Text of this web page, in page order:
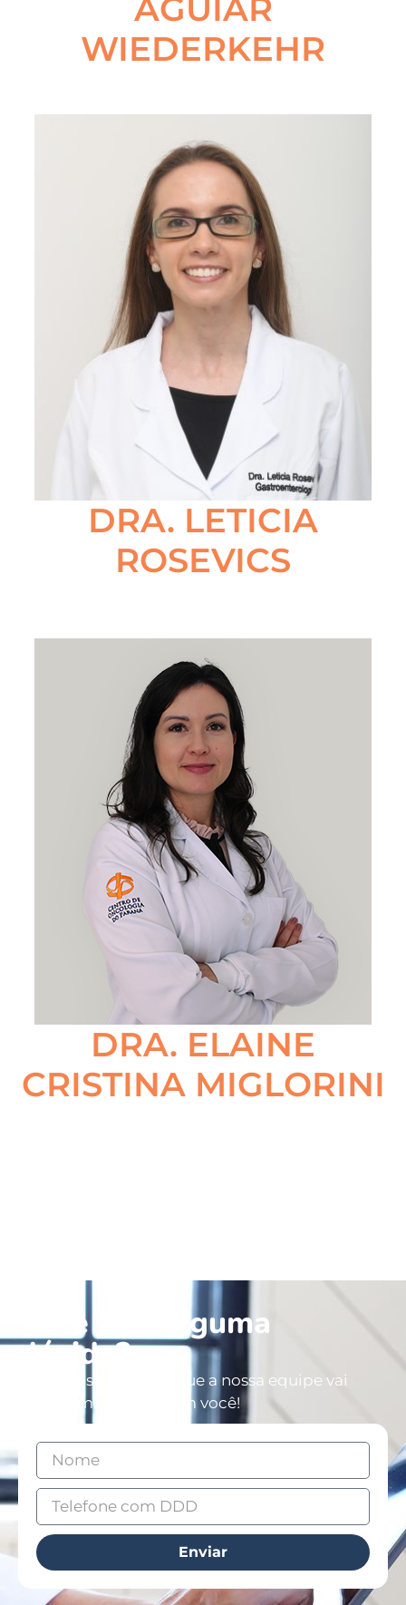
AGUIAR
WIEDERKEHR
DRA. LETICIA
ROSEVICS
DRA. ELAINE
CRISTINA MIGLORINI
Você tem alguma
dúvida?
Deixe os seus dados que a nossa equipe vai
entrar em contato com você!
Enviar